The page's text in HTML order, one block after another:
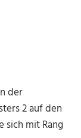
der
2 auf den
sich mit Rang